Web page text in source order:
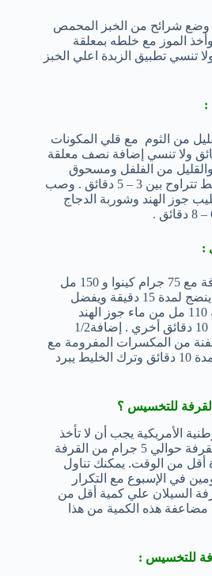
وضع شرائح من الخبز المحمص
الموز مع خلطه بمعلقة
تطبيق الزبدة اعلي الخبز
:
من الثوم مع قلي المكونات
ولا تنسي إضافة نصف معلقة
من الفلفل ومسحوق
الزنجبيل . طهي المزيج والخلط تتراوح بين 3 – 5 دقائق . وصب
ملء من حليب جوز الهند وشوربة الدجاج
:
إضافة معلقة كبيرة من القرفة مع 75 جرام كينوا و 150 مل
من الماء إلي المقلاة، وتركه ينضج لمدة 15 دقيقة ويفضل
تحريك المزيج جيداً مع إضافة 110 مل من ماء جوز الهند
والطهي علي نار خفيفة لمدة 10 دقائق أخري . إضافة1/2
من المكسرات المفرومة مع
التوت والتفاح والخلط جيداً لمدة 10 دقائق وترك الخليط يبرد
للتخسيس ؟
الأمريكية يجب أن لا تأخذ
أكثر من معلقة صغيرة من القرفة حوالي 5 جرام من القرفة
أو لفترة أقل من الوقت. يمكنك تناول
يومين في الإسبوع مع التكرار
السيلان علي كمية أقل من
مضاعفة هذه الكمية من هذا
للتخسيس :